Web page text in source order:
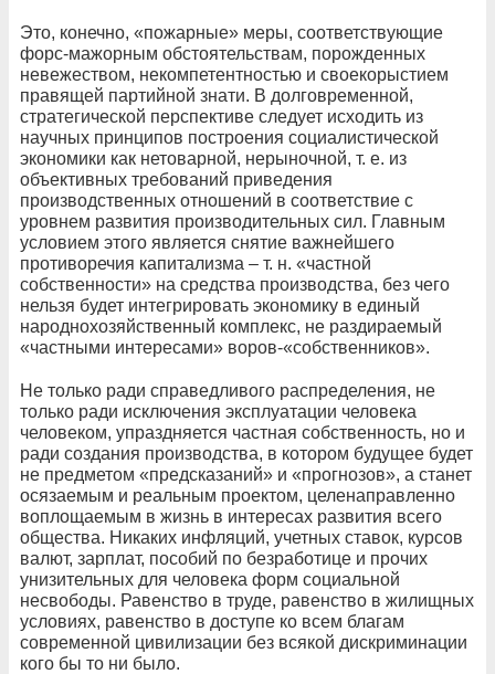
Это, конечно, «пожарные» меры, соответствующие
форс-мажорным обстоятельствам, порожденных
невежеством, некомпетентностью и своекорыстием
правящей партийной знати. В долговременной,
стратегической перспективе следует исходить из
научных принципов построения социалистической
экономики как нетоварной, нерыночной, т. е. из
объективных требований приведения
производственных отношений в соответствие с
уровнем развития производительных сил. Главным
условием этого является снятие важнейшего
противоречия капитализма – т. н. «частной
собственности» на средства производства, без чего
нельзя будет интегрировать экономику в единый
народнохозяйственный комплекс, не раздираемый
«частными интересами» воров-«собственников».
Не только ради справедливого распределения, не
только ради исключения эксплуатации человека
человеком, упраздняется частная собственность, но и
ради создания производства, в котором будущее будет
не предметом «предсказаний» и «прогнозов», а станет
осязаемым и реальным проектом, целенаправленно
воплощаемым в жизнь в интересах развития всего
общества. Никаких инфляций, учетных ставок, курсов
валют, зарплат, пособий по безработице и прочих
унизительных для человека форм социальной
несвободы. Равенство в труде, равенство в жилищных
условиях, равенство в доступе ко всем благам
современной цивилизации без всякой дискриминации
кого бы то ни было.